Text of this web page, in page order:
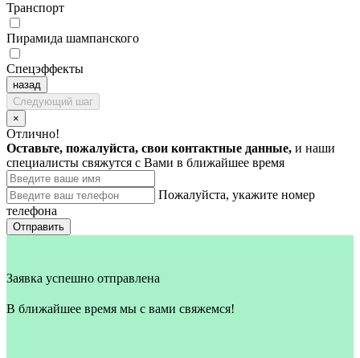
Транспорт
Пирамида шампанского
Спецэффекты
назад
Следующий шаг
×
Отлично!
Оставьте, пожалуйста, свои контактные данные, и наши
специалисты свяжутся с Вами в ближайшее время
Пожалуйста, укажите номер
телефона
Отправить
Заявка успешно отправлена
В ближайшее время мы с вами свяжемся!